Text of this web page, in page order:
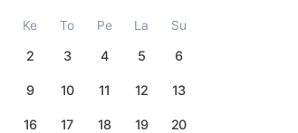
Ke To Pe La Su
2 3 4 5 6
9 10 11 12 13
16 17 18 19 20